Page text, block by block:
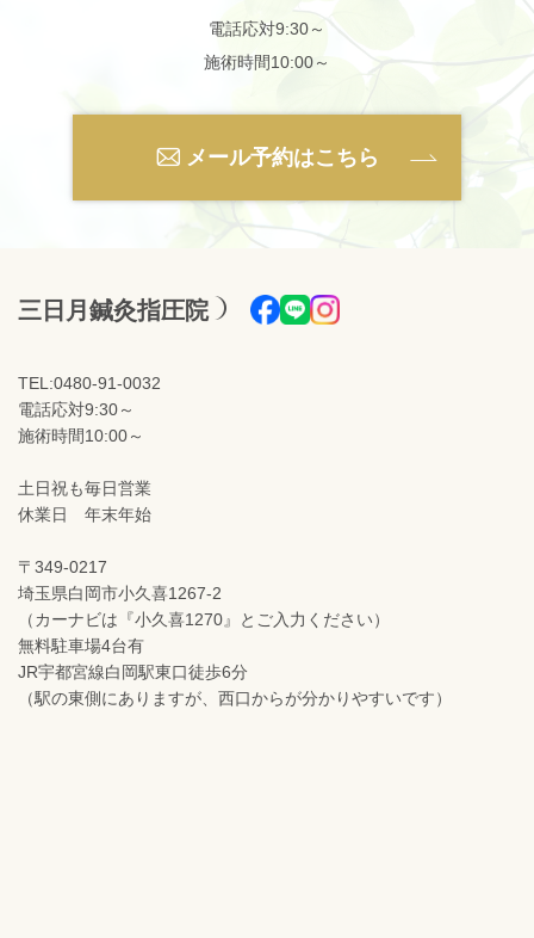
電話応対9:30～
施術時間10:00～
メール予約はこちら
三日月鍼灸指圧院
TEL:0480-91-0032
電話応対9:30～
施術時間10:00～
土日祝も毎日営業
休業日 年末年始
〒349-0217
埼玉県白岡市小久喜1267-2
（カーナビは『小久喜1270』とご入力ください）
無料駐車場4台有
JR宇都宮線白岡駅東口徒歩6分
（駅の東側にありますが、西口からが分かりやすいです）